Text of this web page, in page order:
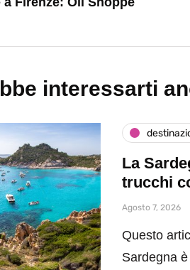
interessarti
La
trucchi
Agosto 7, 2026
Questo
Sardegna